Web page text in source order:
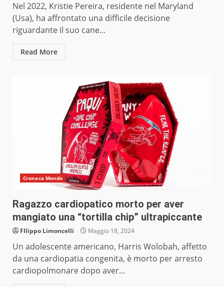
Nel 2022, Kristie Pereira, residente nel Maryland
(Usa), ha affrontato una difficile decisione
riguardante il suo cane...
Read More
Cronaca Mondo
Ragazzo cardiopatico morto per aver
mangiato una “tortilla chip” ultrapiccante
FIlippo Limoncelli Maggio 18, 2024
Un adolescente americano, Harris Wolobah, affetto
da una cardiopatia congenita, è morto per arresto
cardiopolmonare dopo aver...